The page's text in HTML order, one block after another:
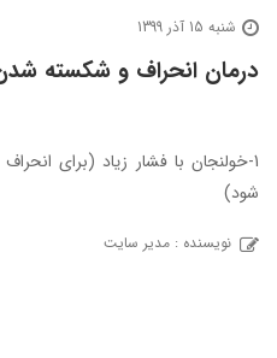
شنبه 15 آذر 1399
درمان انحراف و شکسته
1-خولنجان با فشار زیاد (برای
شود)
نویسنده : مدیر سایت